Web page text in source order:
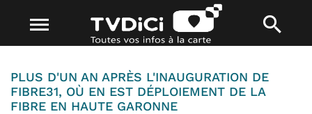
PLUS D'UN AN APRÈS L'INAUGURATION DE
FIBRE31, OÙ EN EST DÉPLOIEMENT DE LA
FIBRE EN HAUTE GARONNE